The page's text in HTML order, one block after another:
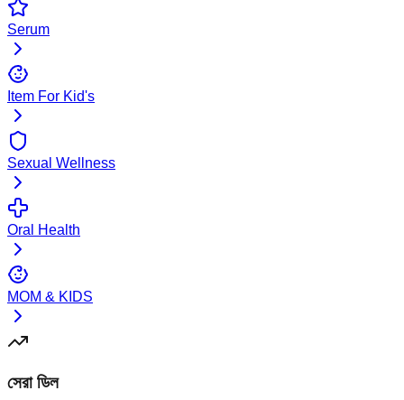
Serum
Item For Kid's
Sexual Wellness
Oral Health
MOM & KIDS
সেরা ডিল